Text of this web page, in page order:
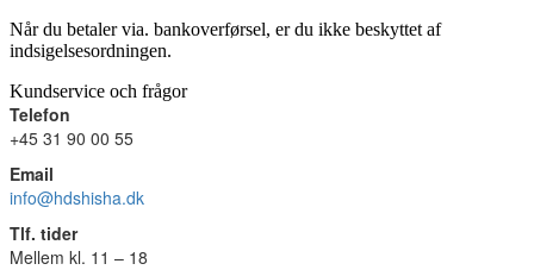
Når du betaler via. bankoverførsel, er du ikke beskyttet af
indsigelsesordningen.
Kundservice och frågor
Telefon
+45 31 90 00 55
Email
info@hdshisha.dk
Tlf. tider
Mellem kl. 11 – 18